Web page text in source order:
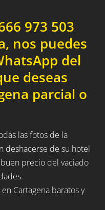
973 503
nos puedes
del
deseas
parcial o
las fotos de la
deshacerse de su hotel
precio del vaciado
Cartagena baratos y